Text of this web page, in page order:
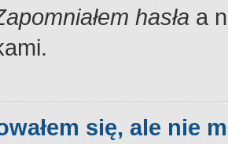
hasła a
się, ale nie